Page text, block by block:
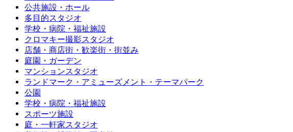
公共施設・ホール
多目的スタジオ
学校・病院・福祉施設
クロマキー撮影スタジオ
店舗・商店街・歓楽街・街並み
庭園・ガーデン
マンションスタジオ
ランドマーク・アミューズメント・テーマパーク
公園
学校・病院・福祉施設
スポーツ施設
庭・一軒家スタジオ